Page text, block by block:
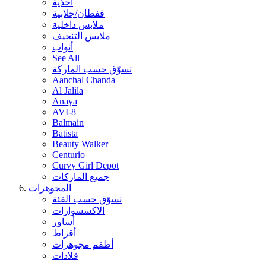
قفطان/جلابية
ملابس داخلية
ملابس التنحيف
أثواب
See All
تسوّق حسب الماركة
Aanchal Chanda
Al Jalila
Anaya
AVI-8
Balmain
Batista
Beauty Walker
Centurio
Curvy Girl Depot
جميع الماركات
المجوهرات
تسوّق حسب الفئة
الاكسسوارات
أساور
أقراط
أطقم مجوهرات
قلادات